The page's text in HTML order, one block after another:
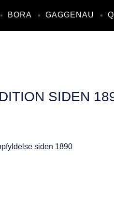
BORA GAGGENAU
SIDEN
siden 1890